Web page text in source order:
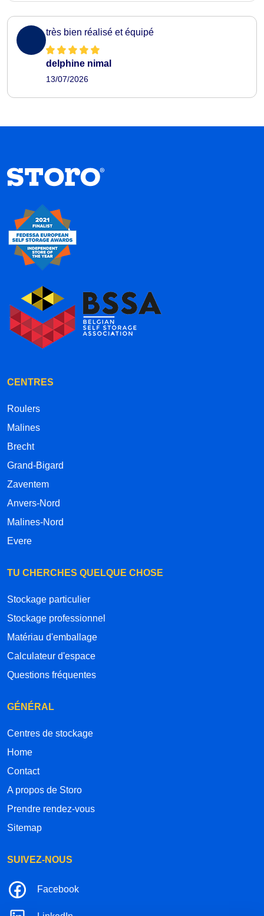
très bien réalisé et équipé
delphine nimal
13/07/2026
CENTRES
Roulers
Malines
Brecht
Grand-Bigard
Zaventem
Anvers-Nord
Malines-Nord
Evere
TU CHERCHES QUELQUE CHOSE
Stockage particulier
Stockage professionnel
Matériau d'emballage
Calculateur d'espace
Questions fréquentes
GÉNÉRAL
Centres de stockage
Home
Contact
A propos de Storo
Prendre rendez-vous
Sitemap
SUIVEZ-NOUS
Facebook